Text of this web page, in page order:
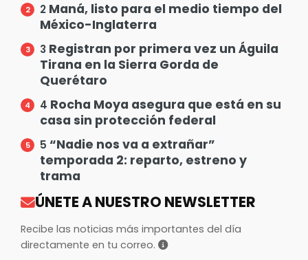
2 Maná, listo para el medio tiempo del
México-Inglaterra
3 Registran por primera vez un Águila
Tirana en la Sierra Gorda de
Querétaro
4 Rocha Moya asegura que está en su
casa sin protección federal
5 “Nadie nos va a extrañar”
temporada 2: reparto, estreno y
trama
ÚNETE A NUESTRO NEWSLETTER
Recibe las noticias más importantes del día
directamente en tu correo.